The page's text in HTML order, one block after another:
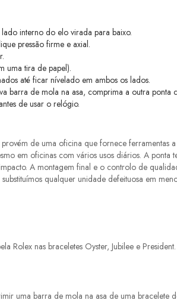
interno do elo virada para baixo.
pressão firme e axial.
uma tira de papel).
até ficar nívelado em ambos os lados.
barra de mola na asa, comprima a outra
de usar o relógio.
de uma oficina que fornece ferramentas
em oficinas com vários usos diários. A ponta
A montagem final e o controlo de
qualquer unidade defeituosa em
nas braceletes Oyster, Jubilee e
uma barra de mola na asa de uma bracelete